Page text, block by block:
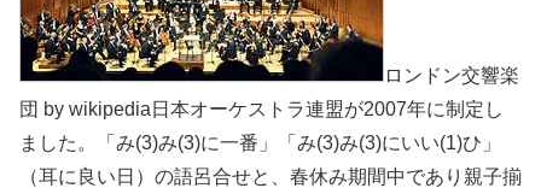
ロンドン交響楽
団 by wikipedia日本オーケストラ連盟が2007年に制定し
ました。「み(3)み(3)に一番」「み(3)み(3)にいい(1)ひ」
（耳に良い日）の語呂合せと、春休み期間中であり親子揃